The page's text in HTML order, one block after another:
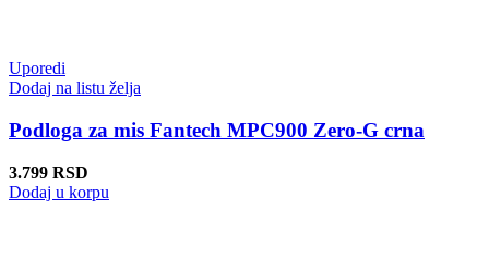
Uporedi
Dodaj na listu želja
Podloga za mis Fantech MPC900 Zero-G crna
3.799 RSD
Dodaj u korpu